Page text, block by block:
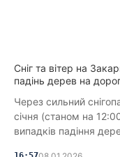
Сніг та вітер на
падінь дерев на
Через сильний
січня (станом на
випадків падіння